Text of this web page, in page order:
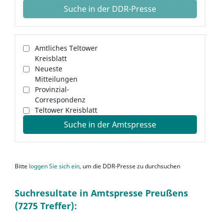
Suche in der DDR-Presse
Amtliches Teltower
Kreisblatt
Neueste
Mitteilungen
Provinzial-
Correspondenz
Teltower Kreisblatt
Suche in der Amtspresse
Bitte loggen Sie sich ein, um die DDR-Presse zu durchsuchen
Suchresultate in Amtspresse Preußens
(7275 Treffer):